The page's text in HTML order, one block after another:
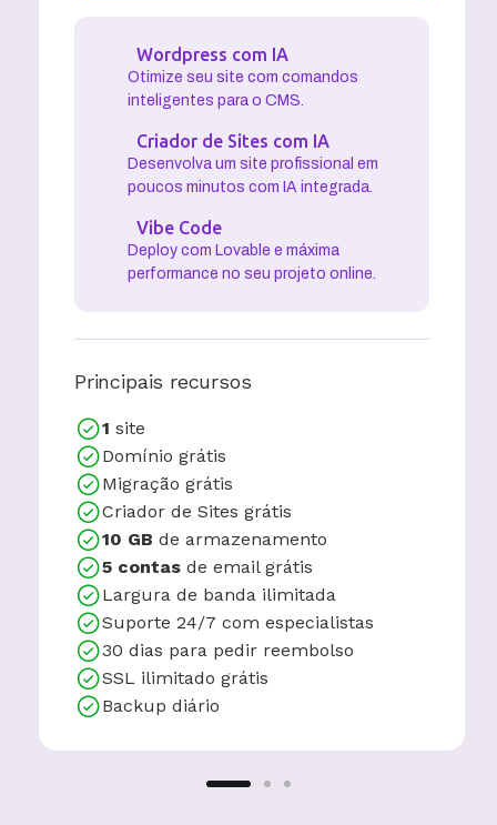
Wordpress com IA
Otimize seu site com comandos
inteligentes para o CMS.
Criador de Sites com IA
Desenvolva um site profissional em
poucos minutos com IA integrada.
Vibe Code
Deploy com Lovable e máxima
performance no seu projeto online.
Principais recursos
1 site
Domínio grátis
Migração grátis
Criador de Sites grátis
10 GB de armazenamento
5 contas de email grátis
Largura de banda ilimitada
Suporte 24/7 com especialistas
30 dias para pedir reembolso
SSL ilimitado grátis
Backup diário